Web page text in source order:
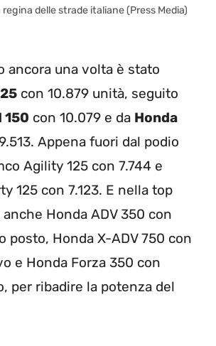
regina delle strade italiane (Press Media)
ancora una volta è stato
con 10.879 unità, seguito
150 con 10.079 e da Honda
Appena fuori dal podio
Agility 125 con 7.744 e
125 con 7.123. E nella top
Honda ADV 350 con
posto, Honda X-ADV 750 con
e Honda Forza 350 con
per ribadire la potenza del